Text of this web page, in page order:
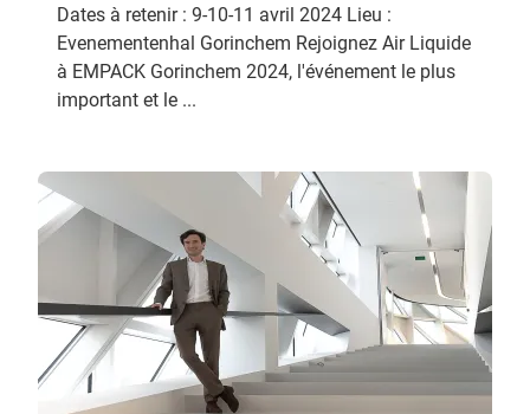
Dates à retenir : 9-10-11 avril 2024 Lieu :
Evenementenhal Gorinchem Rejoignez Air Liquide
à EMPACK Gorinchem 2024, l'événement le plus
important et le ...